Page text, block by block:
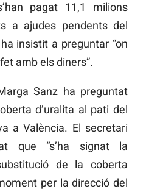
pagat 11,1 milions
a ajudes pendents del
insistit a preguntar “on
amb els diners”.
Sanz ha preguntat
d’uralita al pati del
a València. El secretari
que “s’ha signat la
de la coberta
per la direcció del